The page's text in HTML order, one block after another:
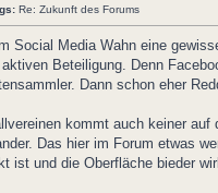
Re: Zukunft des Forums
Social Media Wahn eine
Beteiligung. Denn
Dann schon eher
kommt auch keiner
Das hier im Forum etwas
ist und die Oberfläche bieder